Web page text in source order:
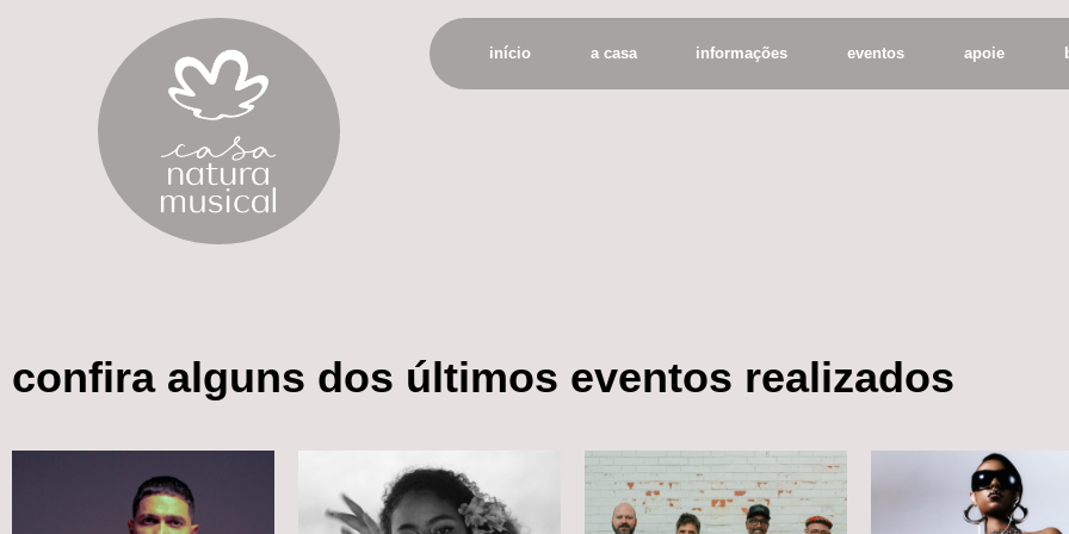
início a casa informações eventos apoie
confira alguns dos últimos eventos realizados